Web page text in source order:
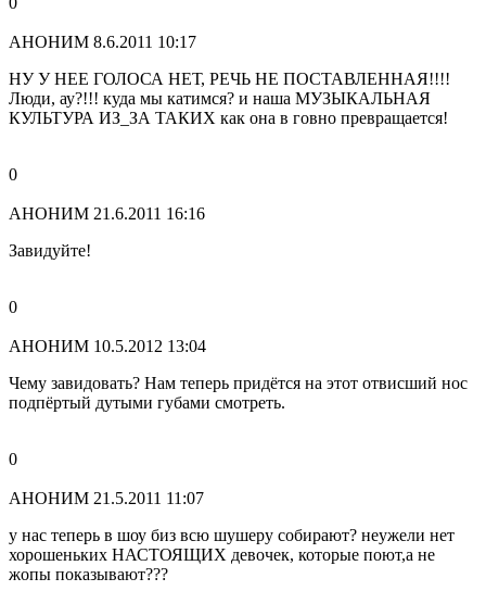
АНОНИМ 8.6.2011 10:17
НУ У НЕЕ ГОЛОСА НЕТ, РЕЧЬ НЕ ПОСТАВЛЕННАЯ!!!!
Люди, ау?!!! куда мы катимся? и наша МУЗЫКАЛЬНАЯ
КУЛЬТУРА ИЗ_ЗА ТАКИХ как она в говно превращается!
0
АНОНИМ 21.6.2011 16:16
Завидуйте!
0
АНОНИМ 10.5.2012 13:04
Чему завидовать? Нам теперь придётся на этот отвисший нос
подпёртый дутыми губами смотреть.
0
АНОНИМ 21.5.2011 11:07
у нас теперь в шоу биз всю шушеру собирают? неужели нет
хорошеньких НАСТОЯЩИХ девочек, которые поют,а не
жопы показывают???